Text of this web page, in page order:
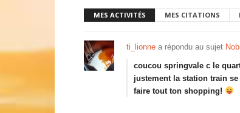
MES ACTIVITÉS MES CITATIONS
ti_lionne a répondu au sujet
coucou springvale c le
justement la station train
faire tout ton shopping!